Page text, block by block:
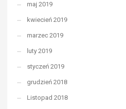
maj 2019
kwiecień 2019
marzec 2019
luty 2019
styczeń 2019
grudzień 2018
Listopad 2018